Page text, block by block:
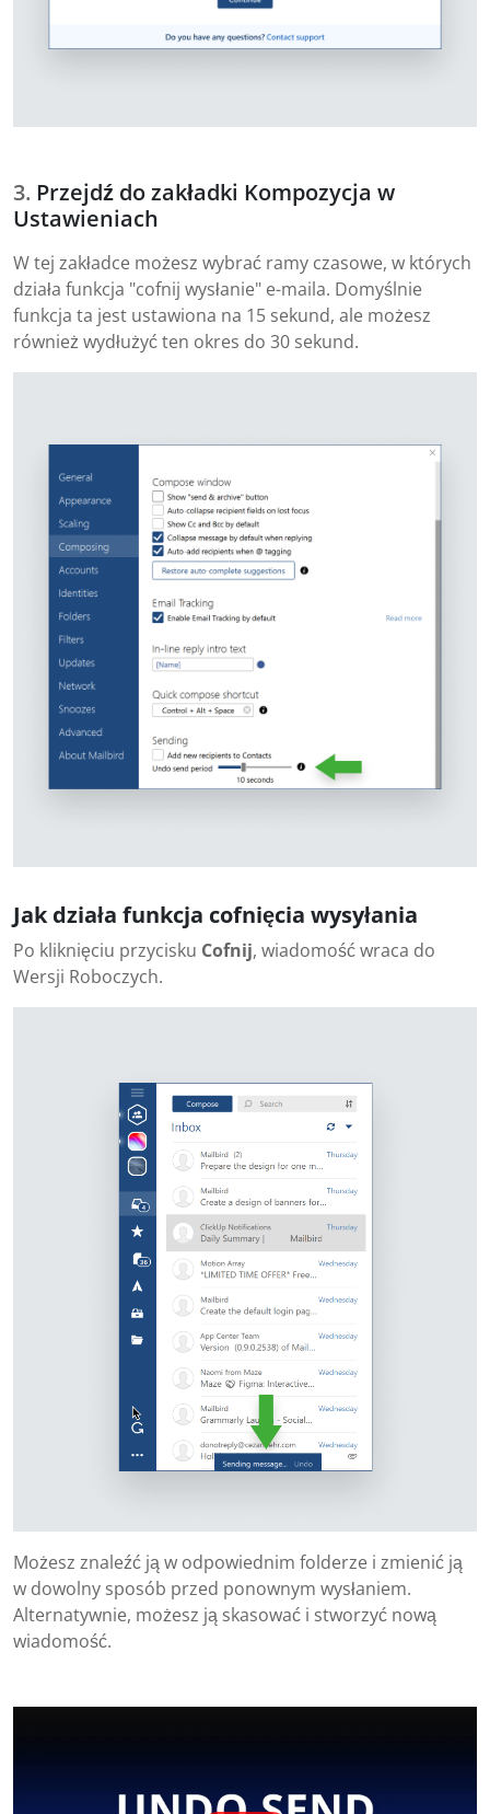
Przejdź do zakładki Kompozycja w
Ustawieniach
W tej zakładce możesz wybrać ramy czasowe, w których
działa funkcja "cofnij wysłanie" e-maila. Domyślnie
funkcja ta jest ustawiona na 15 sekund, ale możesz
również wydłużyć ten okres do 30 sekund.
Jak działa funkcja cofnięcia wysyłania
Po kliknięciu przycisku Cofnij, wiadomość wraca do
Wersji Roboczych.
Możesz znaleźć ją w odpowiednim folderze i zmienić ją
w dowolny sposób przed ponownym wysłaniem.
Alternatywnie, możesz ją skasować i stworzyć nową
wiadomość.